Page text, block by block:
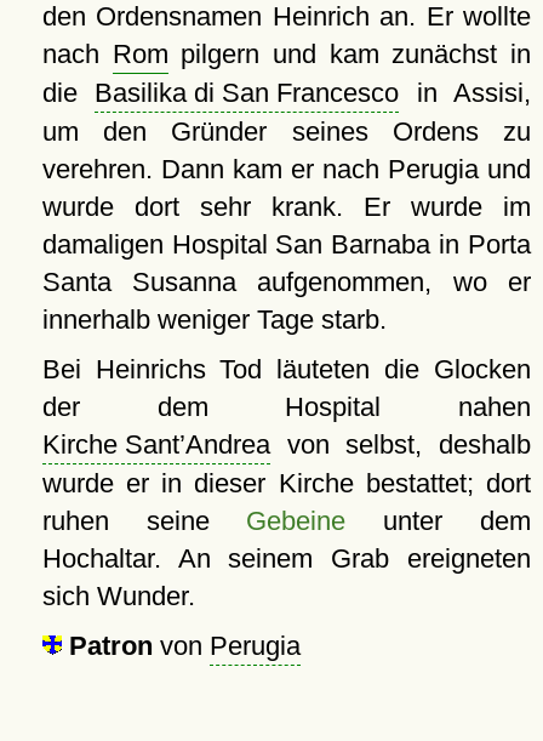
den Ordensnamen Heinrich an. Er wollte
nach Rom pilgern und kam zunächst in
die Basilika di San Francesco in Assisi,
um den Gründer seines Ordens zu
verehren. Dann kam er nach Perugia und
wurde dort sehr krank. Er wurde im
damaligen Hospital San Barnaba in Porta
Santa Susanna aufgenommen, wo er
innerhalb weniger Tage starb.
Bei Heinrichs Tod läuteten die Glocken
der dem Hospital nahen
Kirche Sant’Andreavon selbst, deshalb
wurde er in dieser Kirche bestattet; dort
ruhen seine Gebeine unter dem
Hochaltar. An seinem Grab ereigneten
sich Wunder.
Patron von Perugia